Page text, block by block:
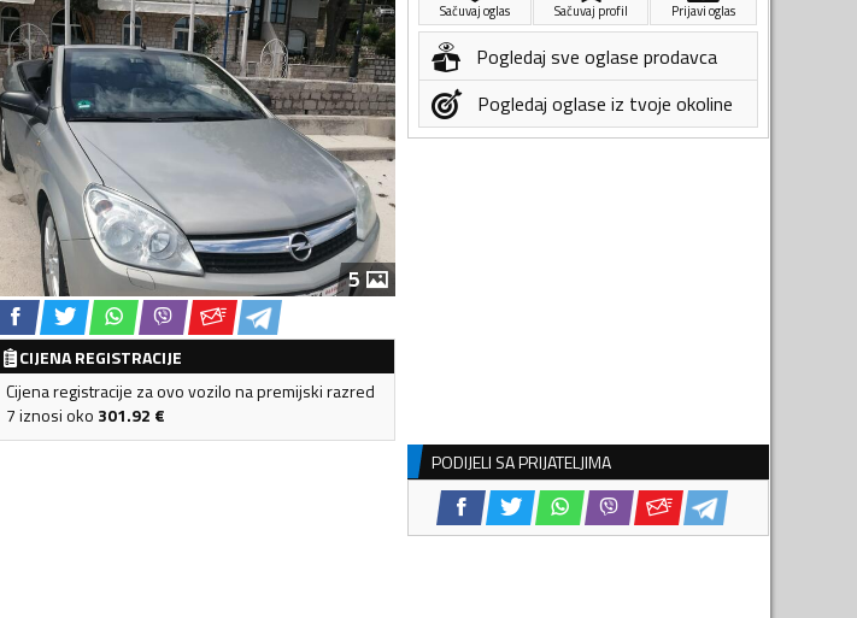
5
CIJENA REGISTRACIJE
Cijena registracije za ovo vozilo na premijski razred
7 iznosi oko 301.92 €
Sačuvaj oglas Sačuvaj profil Prijavi oglas
Pogledaj sve oglase prodavca
Pogledaj oglase iz tvoje okoline
PODIJELI SA PRIJATELJIMA